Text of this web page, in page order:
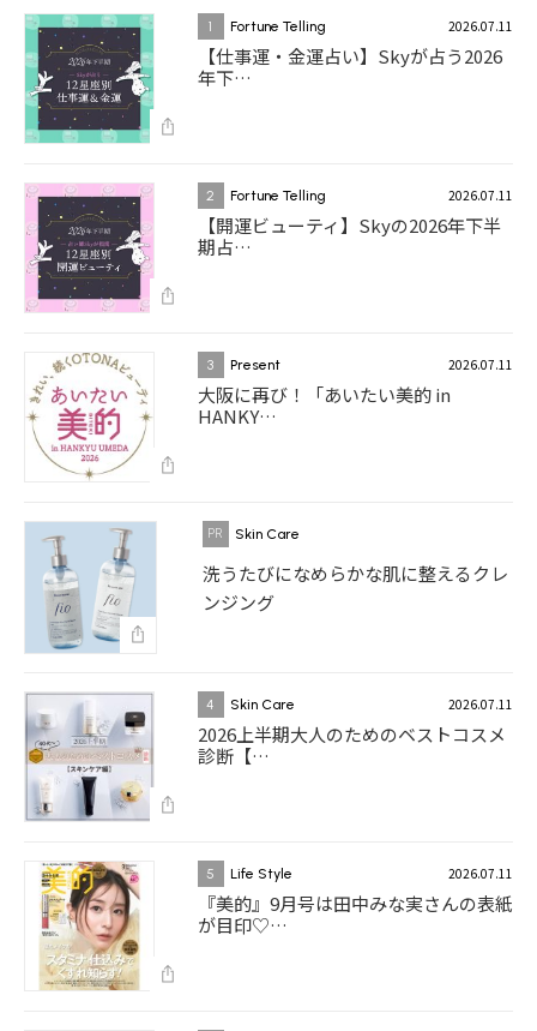
1 Fortune Telling 2026.07.11
【仕事運・金運占い】Skyが占う2026
年下…
2 Fortune Telling 2026.07.11
【開運ビューティ】Skyの2026年下半
期占…
3 Present 2026.07.11
大阪に再び！「あいたい美的 in
HANKY…
Skin Care
洗うたびになめらかな肌に整えるクレ
ンジング
4 Skin Care 2026.07.11
2026上半期大人のためのベストコスメ
診断【…
5 Life Style 2026.07.11
『美的』9月号は田中みな実さんの表紙
が目印♡…